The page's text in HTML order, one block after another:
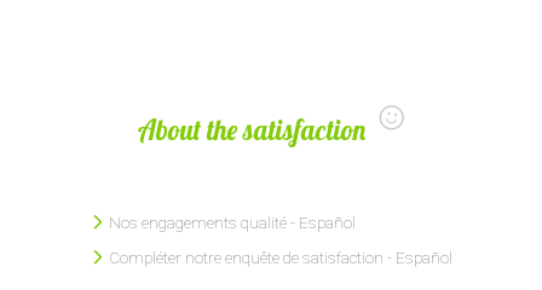
About the satisfaction
Nos engagements qualité - Español
Compléter notre enquête de satisfaction - Español